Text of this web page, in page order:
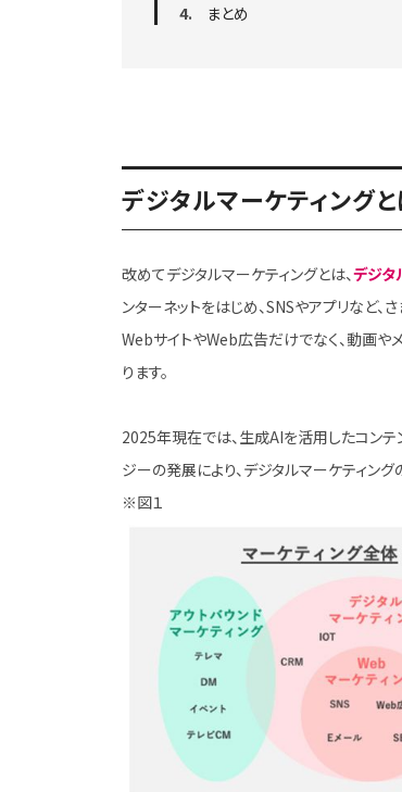
4
まとめ
デジタルマーケティング
改めてデジタルマーケティングとは、デジタ
ンターネットをはじめ、SNSやアプリなど、
WebサイトやWeb広告だけでなく、動画や
ります。
2025年現在では、生成AIを活用したコンテ
ジーの発展により、デジタルマーケティン
※図１